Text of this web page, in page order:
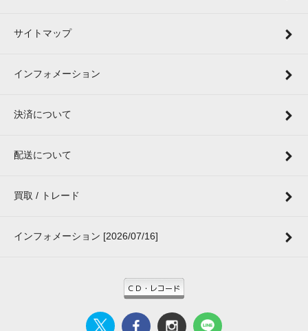
サイトマップ
インフォメーション
決済について
配送について
買取 / トレード
インフォメーション [2026/07/16]